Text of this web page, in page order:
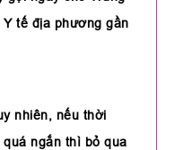
tế địa phương gần
nhiên, nếu thời
ngắn thì bỏ qua